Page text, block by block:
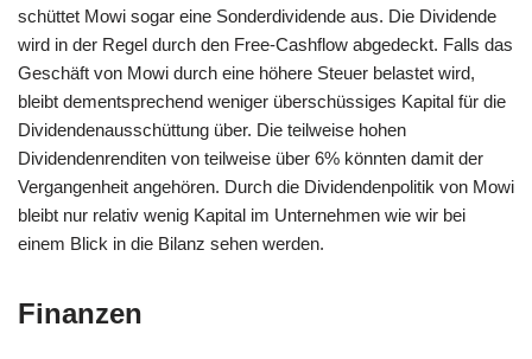
schüttet Mowi sogar eine Sonderdividende aus. Die Dividende
wird in der Regel durch den Free-Cashflow abgedeckt. Falls das
Geschäft von Mowi durch eine höhere Steuer belastet wird,
bleibt dementsprechend weniger überschüssiges Kapital für die
Dividendenausschüttung über. Die teilweise hohen
Dividendenrenditen von teilweise über 6% könnten damit der
Vergangenheit angehören. Durch die Dividendenpolitik von Mowi
bleibt nur relativ wenig Kapital im Unternehmen wie wir bei
einem Blick in die Bilanz sehen werden.
Finanzen